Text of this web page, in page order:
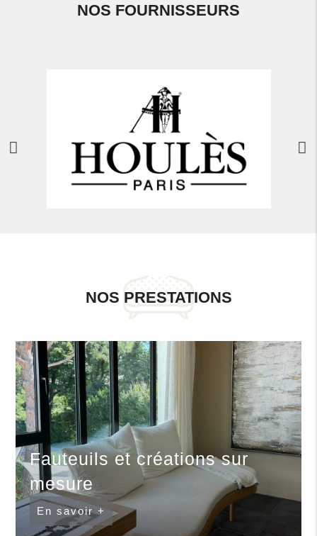
NOS FOURNISSEURS
NOS PRESTATIONS
Fauteuils et créations sur
mesure
En savoir +